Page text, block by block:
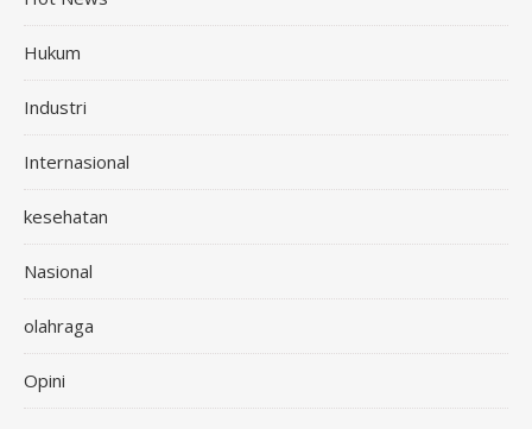
Hukum
Industri
Internasional
kesehatan
Nasional
olahraga
Opini